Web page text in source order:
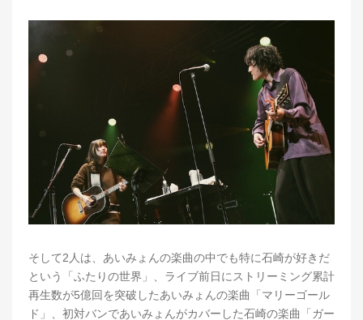
そして2人は、あいみょんの楽曲の中でも特に石崎が好きだ
という「ふたりの世界」、ライブ前日にストリーミング累計
再生数が5億回を突破したあいみょんの楽曲「マリーゴール
ド」、初対バンであいみょんがカバーした石崎の楽曲「ガー